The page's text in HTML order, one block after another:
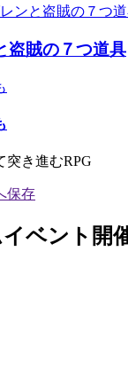
盗賊の７つ道具
突き進むRPG
ベント開